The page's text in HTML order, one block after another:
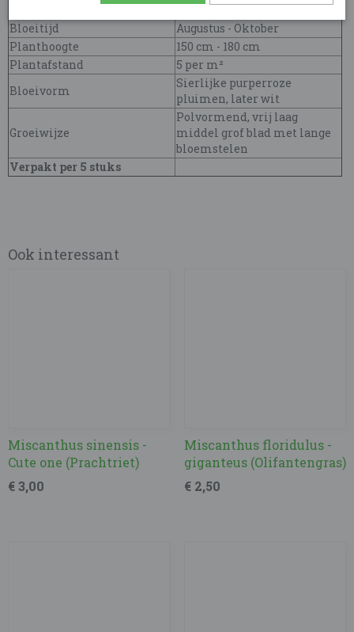
Zon & Halfschaduw
Bloeitijd
Augustus - Oktober
Planthoogte
150 cm - 180 cm
Plantafstand
5 per m²
Bloeivorm
Sierlijke purperroze
pluimen, later wit
Groeiwijze
Polvormend, vrij laag
middel grof blad met lange
bloemstelen
Verpakt per 5 stuks
Ook interessant
Miscanthus sinensis -
Cute one (Prachtriet)
€ 3,00
Miscanthus floridulus -
giganteus (Olifantengras)
€ 2,50